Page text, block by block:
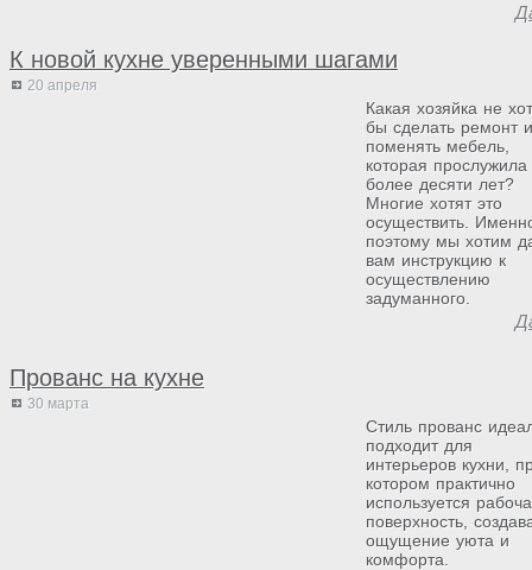
К новой кухне уверенными шагами
20 апреля
Какая хозяйка не
бы сделать ремонт
поменять мебель,
которая прослужила
более десяти лет?
Многие хотят это
осуществить.
поэтому мы хотим
вам инструкцию к
осуществлению
задуманного.
Прованс на кухне
30 марта
Стиль прованс
подходит для
интерьеров кухни,
котором практично
используется
поверхность,
ощущение уюта и
комфорта.